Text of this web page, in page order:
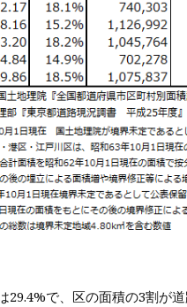
29.4%で、区の面積の3割が道